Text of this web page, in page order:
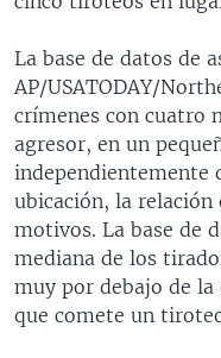
La base de datos de
AP/USATODAY/
crímenes con cuatro
agresor, en un
independientemente
ubicación, la
motivos. La base de
mediana de los
muy por debajo de la
que comete un